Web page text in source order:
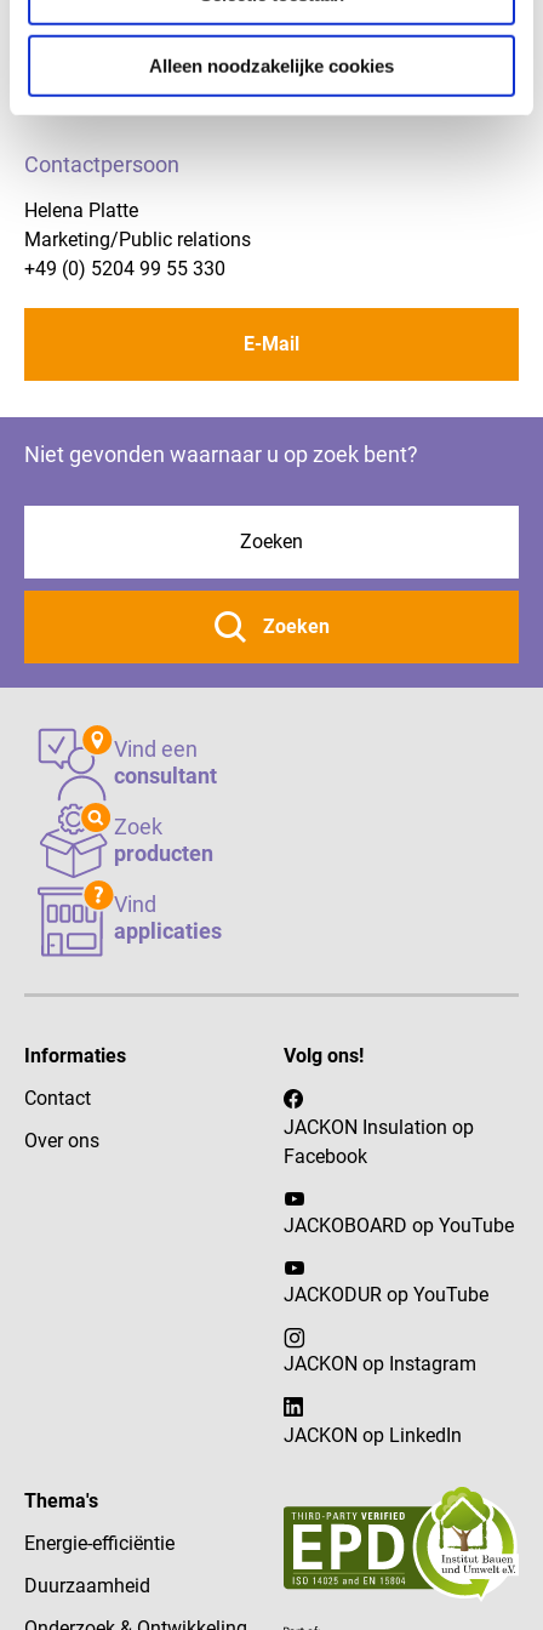
Alleen noodzakelijke cookies
praktijk de ideale drager voor tegelafwerkingen.
Contactpersoon
Helena Platte
Marketing/Public relations
+49 (0) 5204 99 55 330
E-Mail
Niet gevonden waarnaar u op zoek bent?
Zoeken
Vind een
consultant
Zoek
producten
Vind
applicaties
Informaties
Contact
Over ons
Volg ons!
JACKON Insulation op
Facebook
JACKOBOARD op YouTube
JACKODUR op YouTube
JACKON op Instagram
JACKON op LinkedIn
Thema's
Energie-efficiëntie
Duurzaamheid